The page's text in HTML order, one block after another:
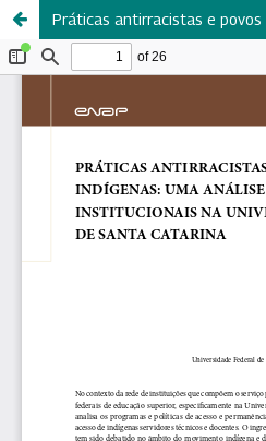
Práticas antirracistas e povos